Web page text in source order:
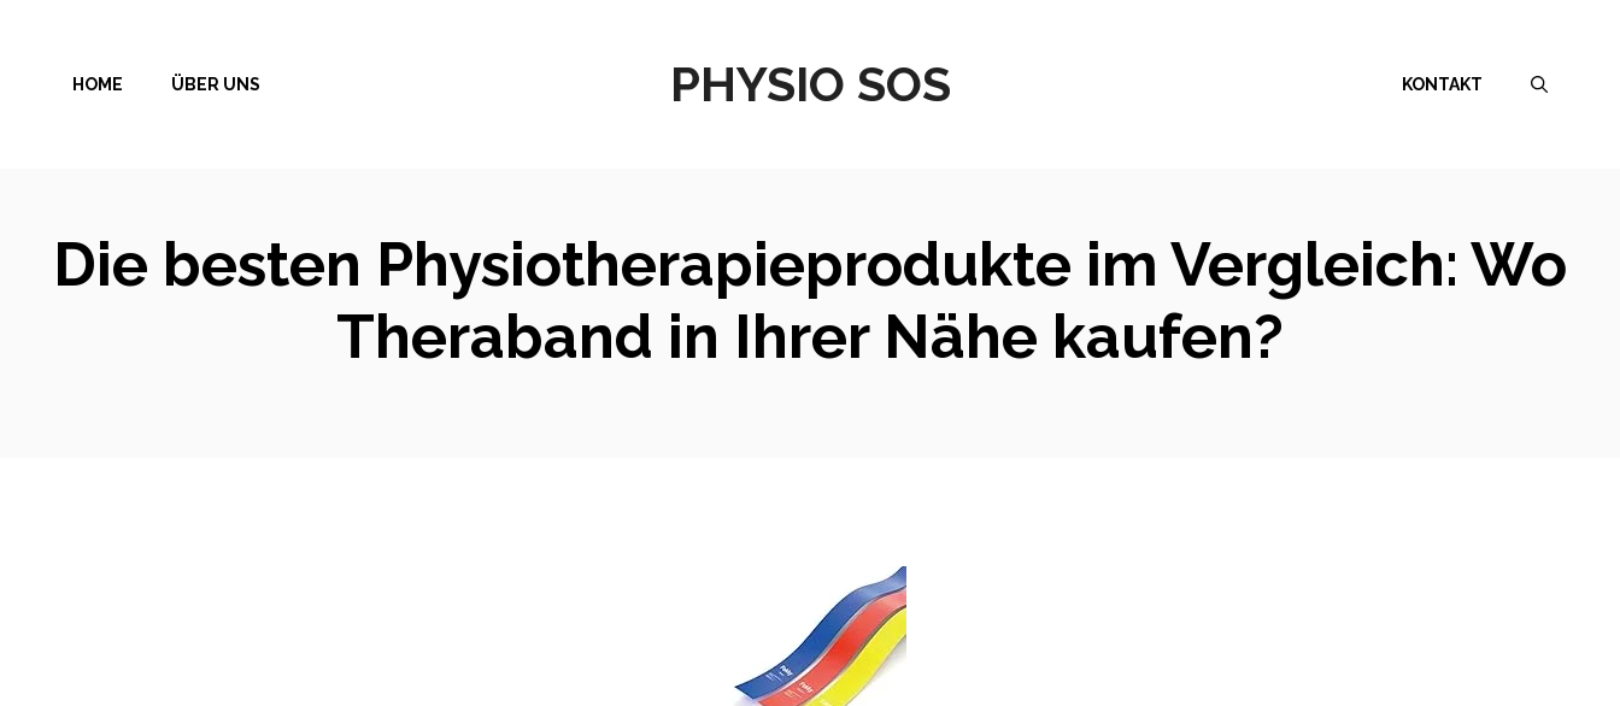
springen
PHYSIO SOS
HOME ÜBER UNS KONTAKT
Die besten Physiotherapieprodukte im Vergleich: Wo
Theraband in Ihrer Nähe kaufen?